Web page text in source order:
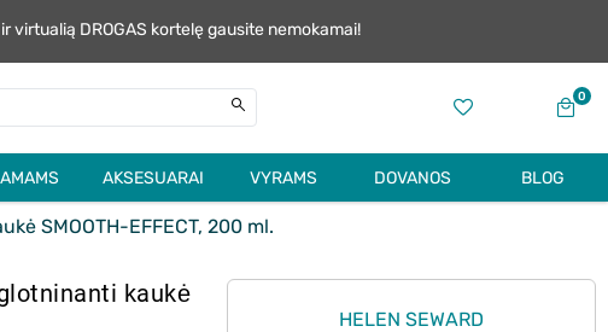
virtualią DROGAS kortelę gausite nemokamai!
0
AKSESUARAI VYRAMS DOVANOS BLOG
SMOOTH-EFFECT, 200 ml.
glotninanti kaukė
HELEN SEWARD